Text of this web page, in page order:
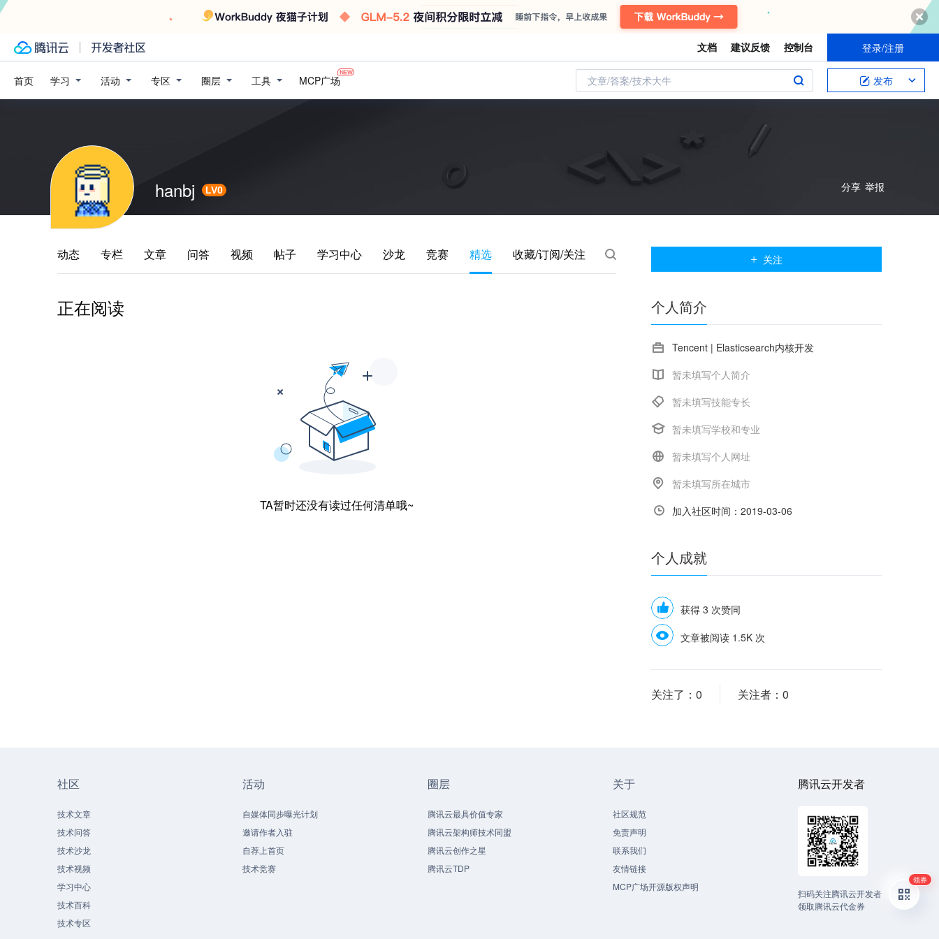
文档 建议反馈 控制台 登录/注册
首页 学习 活动 专区 圈层 工具 MCP广场 文章/答案/技术大牛 发布
hanbj LV0 分享 举报
动态 专栏 文章 问答 视频 帖子 学习中心 沙龙 竞赛 精选 收藏/订阅/关注
正在阅读
TA暂时还没有读过任何清单哦~
关注
个人简介
Tencent | Elasticsearch内核开发
暂未填写个人简介
暂未填写技能专长
暂未填写学校和专业
暂未填写个人网址
暂未填写所在城市
加入社区时间：2019-03-06
个人成就
获得 3 次赞同
文章被阅读 1.5K 次
关注了： 0 关注者： 0
社区
技术文章
技术问答
技术沙龙
技术视频
学习中心
技术百科
技术专区
活动
自媒体同步曝光计划
邀请作者入驻
自荐上首页
技术竞赛
圈层
腾讯云最具价值专家
腾讯云架构师技术同盟
腾讯云创作之星
腾讯云TDP
关于
社区规范
免责声明
联系我们
友情链接
MCP广场开源版权声明
腾讯云开发者
扫码关注腾讯云开发者
领取腾讯云代金券
领券